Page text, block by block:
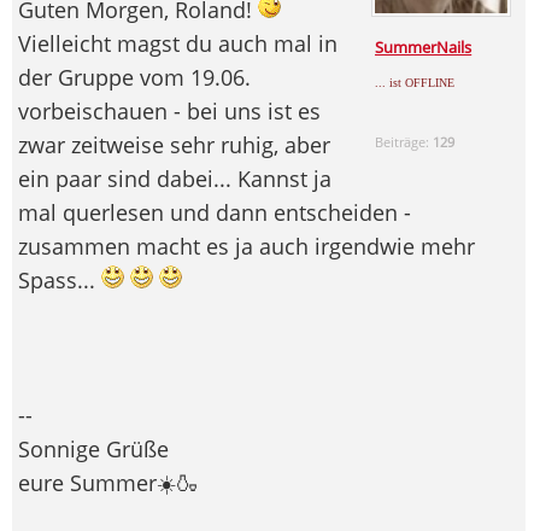
SummerNails
... ist OFFLINE
Beiträge: 129
Guten Morgen, Roland!
Vielleicht magst du auch mal in
der Gruppe vom 19.06.
vorbeischauen - bei uns ist es
zwar zeitweise sehr ruhig, aber
ein paar sind dabei... Kannst ja
mal querlesen und dann entscheiden -
zusammen macht es ja auch irgendwie mehr
Spass...
--
Sonnige Grüße
eure Summer☀️🍶